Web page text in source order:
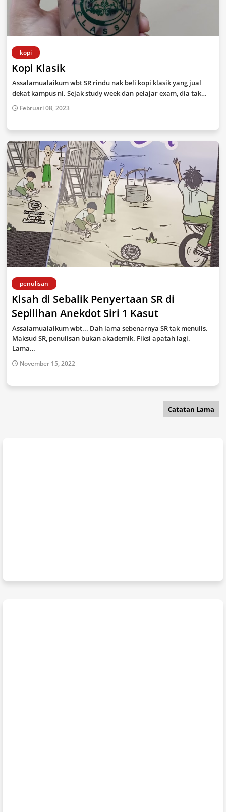
kopi
Kopi Klasik
Assalamualaikum wbt SR rindu nak beli kopi klasik yang jual
dekat kampus ni. Sejak study week dan pelajar exam, dia tak…
Februari 08, 2023
penulisan
Kisah di Sebalik Penyertaan SR di
Sepilihan Anekdot Siri 1 Kasut
Assalamualaikum wbt... Dah lama sebenarnya SR tak menulis.
Maksud SR, penulisan bukan akademik. Fiksi apatah lagi.
Lama…
November 15, 2022
Catatan Lama